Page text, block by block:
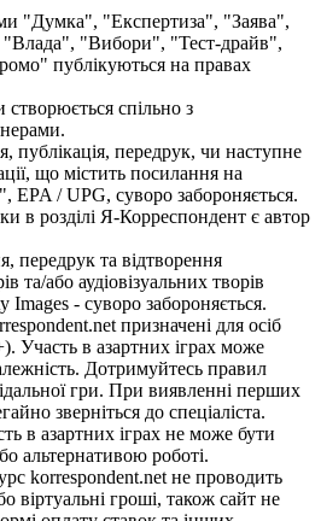
"Думка", "Експертиза", "Заява",
"Влада", "Вибори", "Тест-драйв",
публікуються на правах
спільно з
публікація, передрук, чи наступне
що містить посилання на
EPA / UPG, суворо забороняється.
в розділі Я-Корреспондент є автор
передрук та відтворення
та/або аудіовізуальних творів
Images - суворо забороняється.
призначені для осіб
Участь в азартних іграх може
Дотримуйтесь правил
гри. При виявленні перших
зверніться до спеціаліста.
в азартних іграх не може бути
альтернативою роботі.
korrespondent.net не проводить
віртуальні гроші, також сайт не